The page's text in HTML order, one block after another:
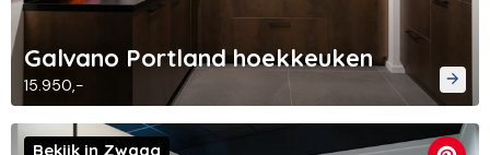
Galvano Portland hoekkeuken
15.950,-
Bekijk in Zwaag